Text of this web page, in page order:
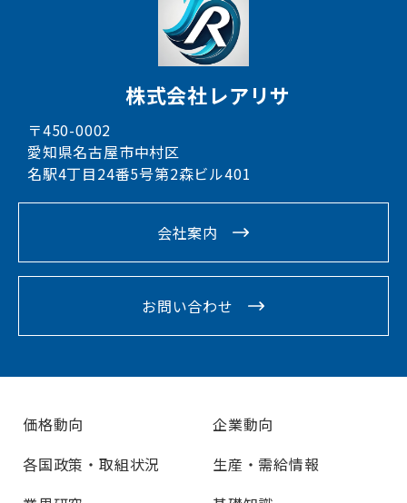
株式会社レアリサ
〒450-0002
愛知県名古屋市中村区
名駅4丁目24番5号第2森ビル401
会社案内
お問い合わせ
価格動向
企業動向
各国政策・取組状況
生産・需給情報